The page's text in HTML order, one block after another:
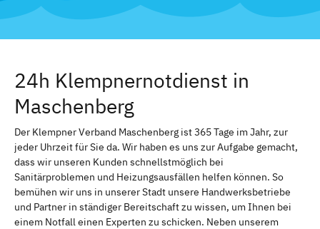
24h Klempnernotdienst in
Maschenberg
Der Klempner Verband Maschenberg ist 365 Tage im Jahr, zur
jeder Uhrzeit für Sie da. Wir haben es uns zur Aufgabe gemacht,
dass wir unseren Kunden schnellstmöglich bei
Sanitärproblemen und Heizungsausfällen helfen können. So
bemühen wir uns in unserer Stadt unsere Handwerksbetriebe
und Partner in ständiger Bereitschaft zu wissen, um Ihnen bei
einem Notfall einen Experten zu schicken. Neben unserem